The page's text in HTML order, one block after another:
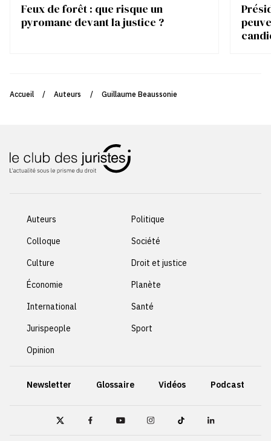
Feux de forêt : que risque un
pyromane devant la justice ?
Accueil / Auteurs / Guillaume Beaussonie
Auteurs
Colloque
Culture
Économie
International
Jurispeople
Opinion
Politique
Société
Droit et justice
Planète
Santé
Sport
Newsletter Glossaire Vidéos Podcast